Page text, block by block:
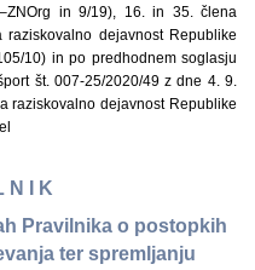
–ZNOrg in 9/19), 16. in 35. člena
dejavnost Republike
10) in po predhodnem soglasju
št. 007-25/2020/49 z dne 4. 9.
raziskovalno dejavnost Republike
N I K
Pravilnika o postopkih
ter spremljanju